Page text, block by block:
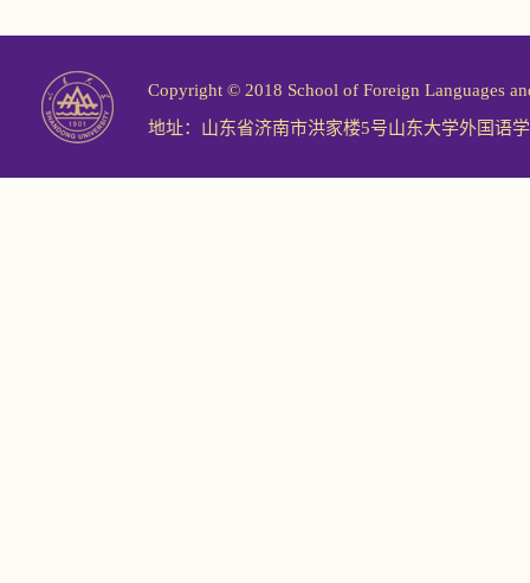
Copyright © 2018 School of Foreign Languages
地址：山东省济南市洪家楼5号山东大学外国语